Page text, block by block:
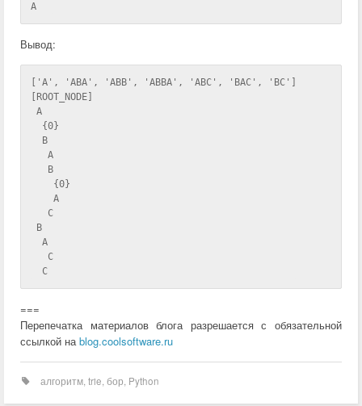
A
Вывод:
['A', 'ABA', 'ABB', 'ABBA', 'ABC', 'BAC', 'BC']
[ROOT_NODE]
A
  {0}
  B
   A
   B
    {0}
    A
   C
B
  A
   C
  C
===
Перепечатка материалов блога разрешается с обязательной
ссылкой наblog.coolsoftware.ru
алгоритм trie бор Python